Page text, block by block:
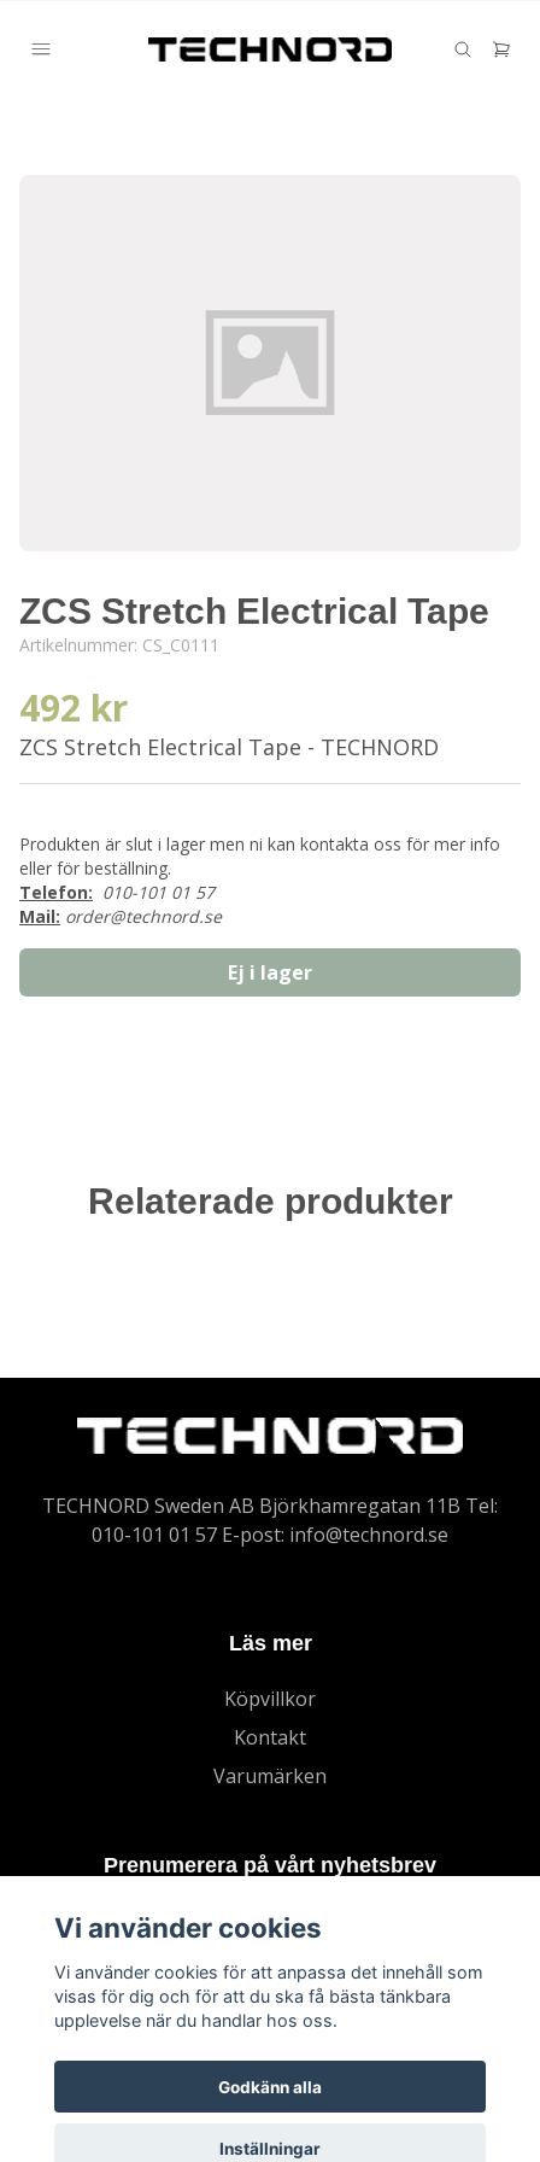
ZCS Stretch Electrical Tape
Artikelnummer: CS_C0111
492 kr
ZCS Stretch Electrical Tape - TECHNORD
Produkten är slut i lager men ni kan kontakta oss för mer info
eller för beställning.
Telefon: 010-101 01 57
Mail: order@technord.se
Ej i lager
Relaterade produkter
TECHNORD Sweden AB Björkhamregatan 11B Tel:
010-101 01 57 E-post: info@technord.se
Läs mer
Köpvillkor
Kontakt
Varumärken
Prenumerera på vårt nyhetsbrev
Vi använder cookies
Vi använder cookies för att anpassa det innehåll som
visas för dig och för att du ska få bästa tänkbara
upplevelse när du handlar hos oss.
Godkänn alla
Inställningar